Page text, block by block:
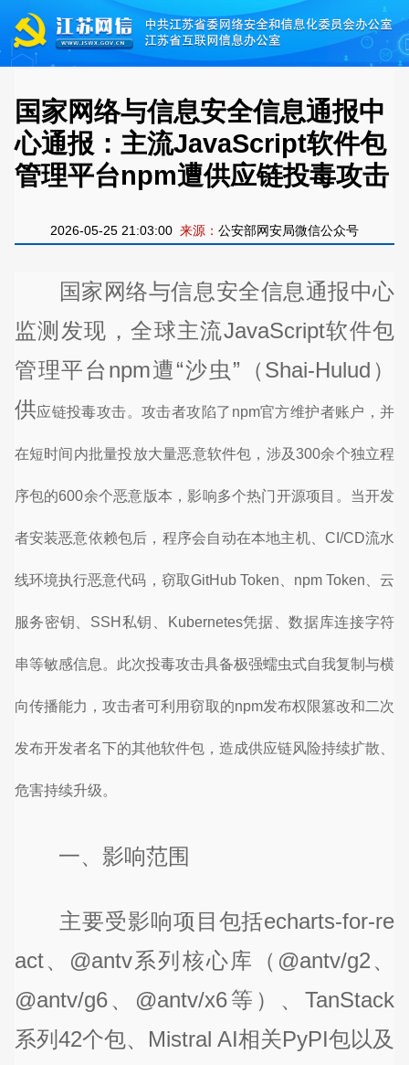
国家网络与信息安全信息通报中
心通报：主流JavaScript软件包
管理平台npm遭供应链投毒攻击
2026-05-25 21:03:00 来源： 公安部网安局微信公众号
国家网络与信息安全信息通报中心
监测发现，全球主流JavaScript软件包
管理平台npm遭“沙虫”（Shai-Hulud）
供应链投毒攻击。攻击者攻陷了npm官方维护者账户，并
在短时间内批量投放大量恶意软件包，涉及300余个独立程
序包的600余个恶意版本，影响多个热门开源项目。当开发
者安装恶意依赖包后，程序会自动在本地主机、CI/CD流水
线环境执行恶意代码，窃取GitHub Token、npm Token、云
服务密钥、SSH私钥、Kubernetes凭据、数据库连接字符
串等敏感信息。此次投毒攻击具备极强蠕虫式自我复制与横
向传播能力，攻击者可利用窃取的npm发布权限篡改和二次
发布开发者名下的其他软件包，造成供应链风险持续扩散、
危害持续升级。
一、影响范围
主要受影响项目包括echarts-for-re
act、@antv系列核心库（@antv/g2、
@antv/g6、@antv/x6等）、TanStack
系列42个包、Mistral AI相关PyPI包以及